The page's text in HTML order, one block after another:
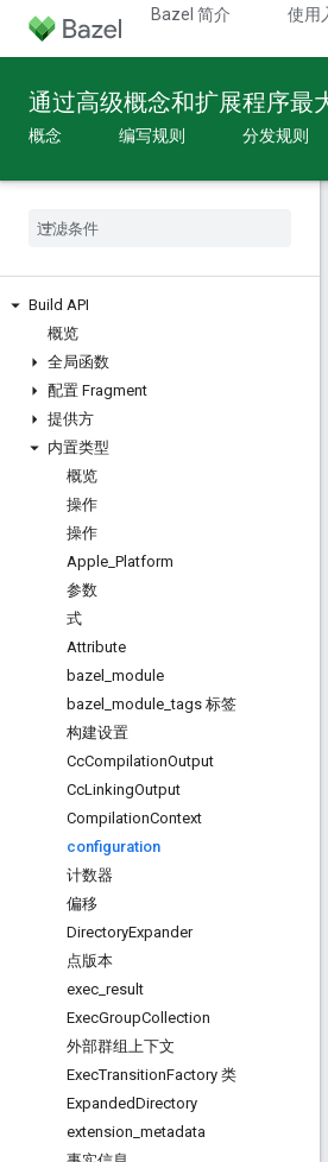
Bazel 简介 使用
通过高级概念和扩展程序最
概念 编写规则 分发规则
Build API
概览
全局函数
配置 Fragment
提供方
内置类型
概览
操作
操作
Apple Platform
参数
式
Attribute
bazel module
bazel module _tags 标签
构建设置
CcCompilationOutput
CcLinkingOutput
CompilationContext
configuration
计数器
偏移
DirectoryExpander
点版本
exec result
ExecGroupCollection
外部群组上下文
ExecTransitionFactory 类
ExpandedDirectory
extension metadata